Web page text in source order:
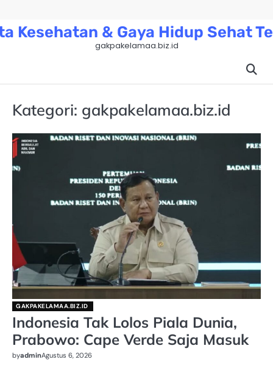
content
Kesehatan & Gaya Hidup Sehat
gakpakelamaa.biz.id
Kategori: gakpakelamaa.biz.id
GAKPAKELAMAA.BIZ.ID
Indonesia Tak Lolos Piala Dunia,
Prabowo: Cape Verde Saja Masuk
byadminAgustus 6, 2026